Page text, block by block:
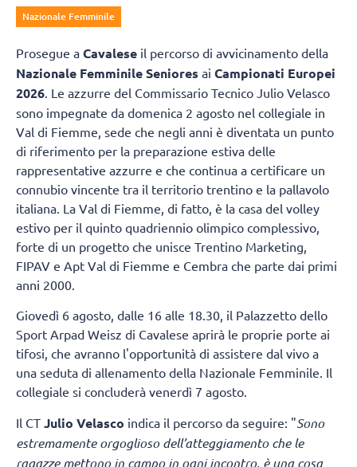
Nazionale Femminile
Prosegue a Cavalese il percorso di avvicinamento della
Nazionale Femminile Seniores ai Campionati Europei
2026. Le azzurre del Commissario Tecnico Julio Velasco
sono impegnate da domenica 2 agosto nel collegiale in
Val di Fiemme, sede che negli anni è diventata un punto
di riferimento per la preparazione estiva delle
rappresentative azzurre e che continua a certificare un
connubio vincente tra il territorio trentino e la pallavolo
italiana. La Val di Fiemme, di fatto, è la casa del volley
estivo per il quinto quadriennio olimpico complessivo,
forte di un progetto che unisce Trentino Marketing,
FIPAV e Apt Val di Fiemme e Cembra che parte dai primi
anni 2000.
Giovedì 6 agosto, dalle 16 alle 18.30, il Palazzetto dello
Sport Arpad Weisz di Cavalese aprirà le proprie porte ai
tifosi, che avranno l'opportunità di assistere dal vivo a
una seduta di allenamento della Nazionale Femminile. Il
collegiale si concluderà venerdì 7 agosto.
Il CT Julio Velasco indica il percorso da seguire: "Sono
estremamente orgoglioso dell’atteggiamento che le
ragazze mettono in campo in ogni incontro, è una cosa